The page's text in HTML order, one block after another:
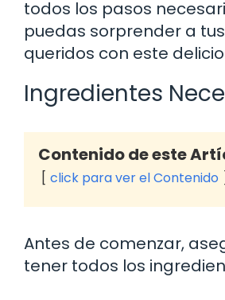
todos los pasos
puedas sorprender a
queridos con este
Ingredientes
Contenido de este
click para ver el Contenido
Antes de comenzar,
tener todos los